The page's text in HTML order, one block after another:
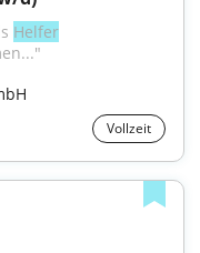
Helfer
Vollzeit